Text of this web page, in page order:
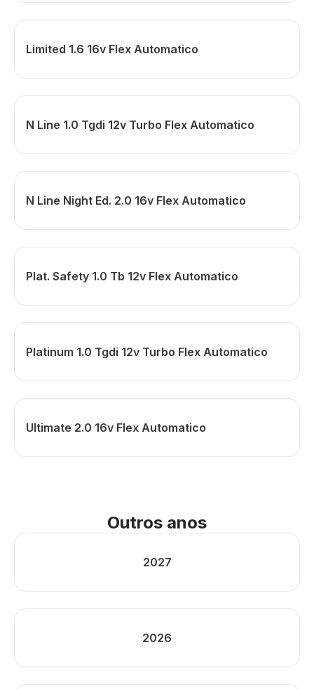
Limited 1.6 16v Flex Automatico
N Line 1.0 Tgdi 12v Turbo Flex Automatico
N Line Night Ed. 2.0 16v Flex Automatico
Plat. Safety 1.0 Tb 12v Flex Automatico
Platinum 1.0 Tgdi 12v Turbo Flex Automatico
Ultimate 2.0 16v Flex Automatico
Outros anos
2027
2026